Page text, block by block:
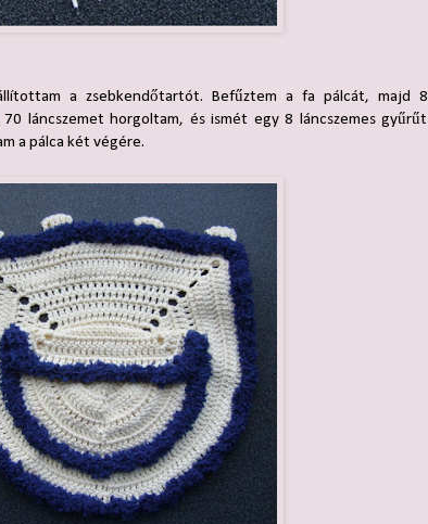
a zsebkendőtartót. Befűztem a fa pálcát, majd 8
70 láncszemet horgoltam, és ismét egy 8 láncszemes gyűrűt
a pálca két végére.